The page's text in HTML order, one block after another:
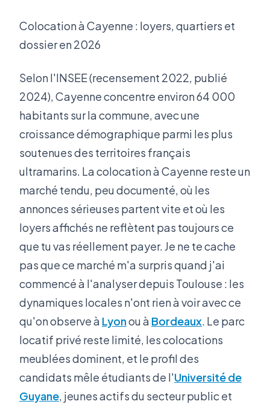
Colocation à Cayenne : loyers, quartiers et
dossier en 2026
Selon l'INSEE (recensement 2022, publié
2024), Cayenne concentre environ 64 000
habitants sur la commune, avec une
croissance démographique parmi les plus
soutenues des territoires français
ultramarins. La colocation à Cayenne reste un
marché tendu, peu documenté, où les
annonces sérieuses partent vite et où les
loyers affichés ne reflètent pas toujours ce
que tu vas réellement payer. Je ne te cache
pas que ce marché m'a surpris quand j'ai
commencé à l'analyser depuis Toulouse : les
dynamiques locales n'ont rien à voir avec ce
qu'on observe à Lyonou à Bordeaux. Le parc
locatif privé reste limité, les colocations
meublées dominent, et le profil des
candidats mêle étudiants de l'Université de
Guyane, jeunes actifs du secteur public et